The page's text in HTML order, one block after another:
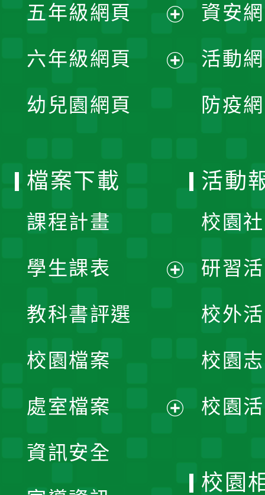
選
單
開
選
五年級網頁
開
六年級網頁
幼兒園網頁
資安
活動
防疫
檔案下載
課程計畫
學生課表
單
教科書評選
校園檔案
處室檔案
資訊安全
活動
校園
研習
校外
校園
校園
校園